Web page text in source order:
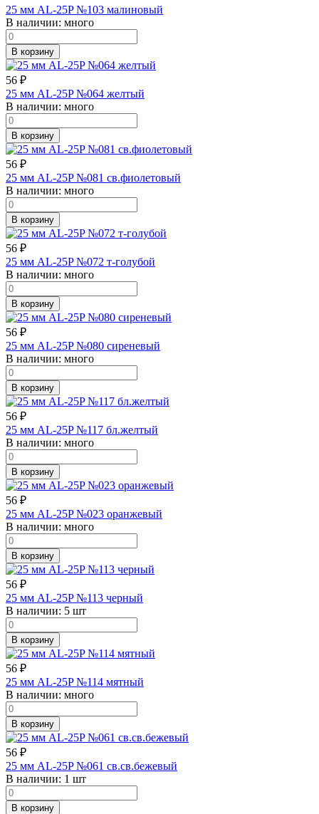
25 мм AL-25P №103 малиновый
В наличии: много
В корзину
56 ₽
25 мм AL-25P №064 желтый
В наличии: много
В корзину
56 ₽
25 мм AL-25P №081 св.фиолетовый
В наличии: много
В корзину
56 ₽
25 мм AL-25P №072 т-голубой
В наличии: много
В корзину
56 ₽
25 мм AL-25P №080 сиреневый
В наличии: много
В корзину
56 ₽
25 мм AL-25P №117 бл.желтый
В наличии: много
В корзину
56 ₽
25 мм AL-25P №023 оранжевый
В наличии: много
В корзину
56 ₽
25 мм AL-25P №113 черный
В наличии: 5 шт
В корзину
56 ₽
25 мм AL-25P №114 мятный
В наличии: много
В корзину
56 ₽
25 мм AL-25P №061 св.св.бежевый
В наличии: 1 шт
В корзину